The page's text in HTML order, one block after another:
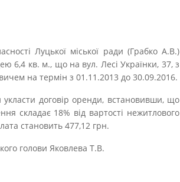
Луцької міської ради (Грабко А.В.)
6,4 кв. м., що на вул. Лесі Українки, 37, з
на термін з 01.11.2013 до 30.09.2016.
договір оренди, встановивши, що
складає 18% від вартості нежитлового
становить 477,12 грн.
голови Яковлева Т.В.